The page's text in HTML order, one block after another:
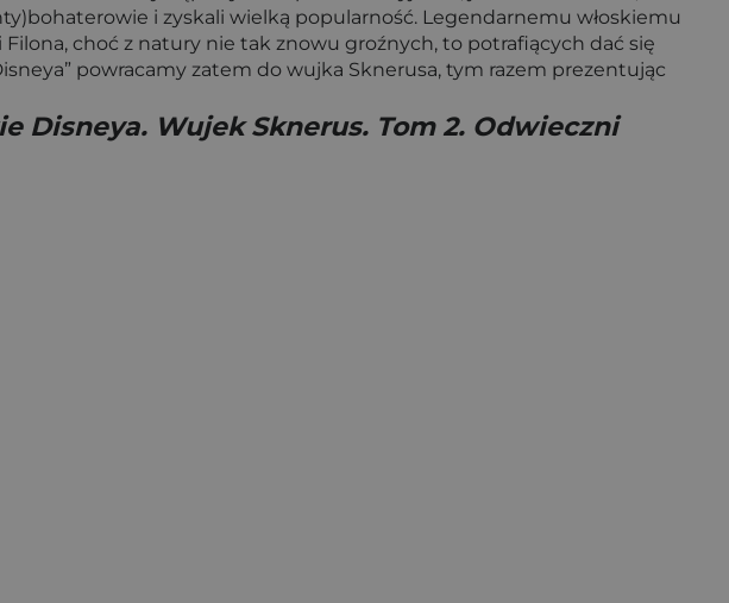
i zyskali wielką popularność. Legendarnemu włoskiemu
choć z natury nie tak znowu groźnych, to potrafiących dać się
powracamy zatem do wujka Sknerusa, tym razem prezentując
Disneya. Wujek Sknerus. Tom 2. Odwieczni